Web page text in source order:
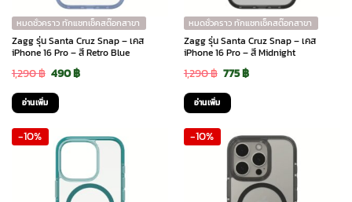
หมดชั่วคราว ทักแชทเช็คสต๊อกสาขา
Zagg รุ่น Santa Cruz Snap – เคส
iPhone 16 Pro – สี Retro Blue
1,290฿ Original
price
was:
1,290 ฿.
490฿Current
490 ฿.
อ่านเพิ่ม
หมดชั่วคราว ทักแชทเช็คสต๊อกสาขา
Zagg รุ่น Santa Cruz Snap – เคส
iPhone 16 Pro – สี Midnight
1,290฿ Original
price
was:
1,290 ฿.
775฿Current
775 ฿.
อ่านเพิ่ม
-10% -10%